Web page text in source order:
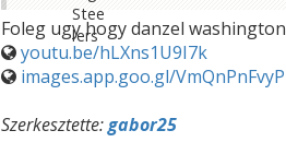
Foleg ugy hogy danzel
youtu.be/hLXns1U9I7k
images.app.goo.gl/
Szerkesztette:gabor25